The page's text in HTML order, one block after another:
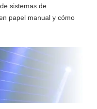
sistemas de
papel manual y cómo